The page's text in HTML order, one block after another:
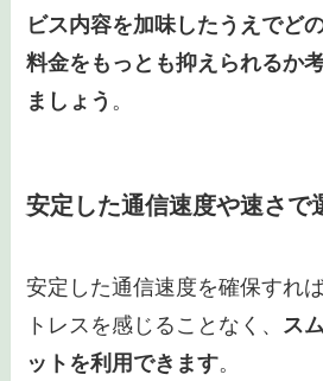
ビス内容を加味したうえでど
料金をもっとも抑えられるか
ましょう 。
安定した通信速度や速さで
安定した通信速度を確保すれ
トレスを感じることなく、 ス
ットを利用できます。